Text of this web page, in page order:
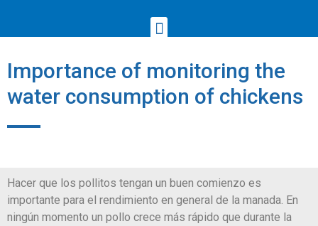
Importance of monitoring the
water consumption of chickens
Hacer que los pollitos tengan un buen comienzo es
importante para el rendimiento en general de la manada. En
ningún momento un pollo crece más rápido que durante la